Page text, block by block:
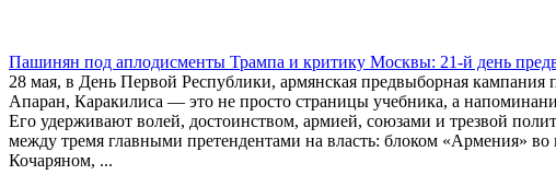
Пашинян под аплодисменты Трампа и критику Москвы: 21-й день
28 мая, в День Первой Республики, армянская предвыборная
Апаран, Каракилиса — это не просто страницы учебника, а
Его удерживают волей, достоинством, армией, союзами и трезвой
между тремя главными претендентами на власть: блоком «Армения»
Кочаряном, ...